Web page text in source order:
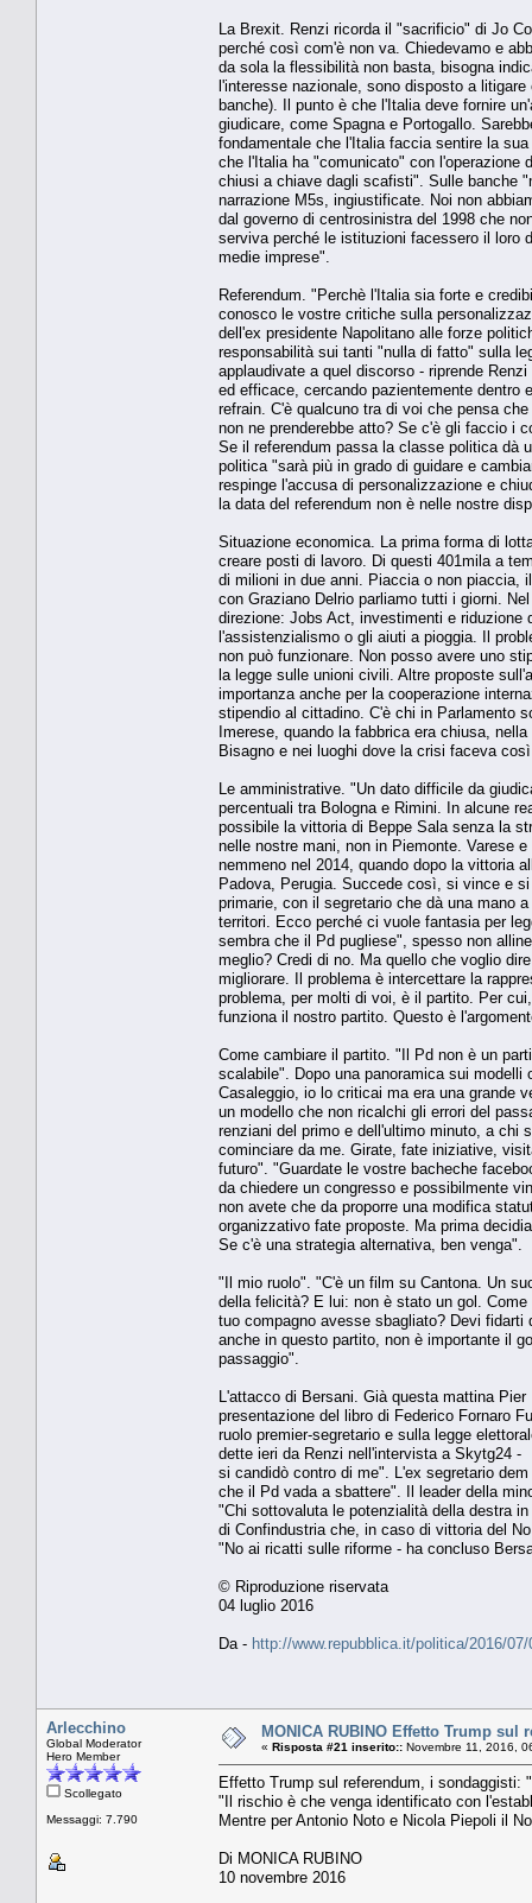
La Brexit. Renzi ricorda il "sacrificio" di Jo
perché così com'è non va. Chiedevamo e
da sola la flessibilità non basta, bisogna
l'interesse nazionale, sono disposto a
banche). Il punto è che l'Italia deve fornire
giudicare, come Spagna e Portogallo.
fondamentale che l'Italia faccia sentire la
che l'Italia ha "comunicato" con l'operazione
chiusi a chiave dagli scafisti". Sulle banche
narrazione M5s, ingiustificate. Noi non
dal governo di centrosinistra del 1998 che
serviva perché le istituzioni facessero il loro
medie imprese".
Referendum. "Perchè l'Italia sia forte e
conosco le vostre critiche sulla
dell'ex presidente Napolitano alle forze
responsabilità sui tanti "nulla di fatto" sulla
applaudivate a quel discorso - riprende
ed efficace, cercando pazientemente dentro
refrain. C'è qualcuno tra di voi che pensa
non ne prenderebbe atto? Se c'è gli faccio i
Se il referendum passa la classe politica dà
politica "sarà più in grado di guidare e
respinge l'accusa di personalizzazione e
la data del referendum non è nelle nostre
Situazione economica. La prima forma di
creare posti di lavoro. Di questi 401mila a
di milioni in due anni. Piaccia o non piaccia,
con Graziano Delrio parliamo tutti i giorni.
direzione: Jobs Act, investimenti e
l'assistenzialismo o gli aiuti a pioggia. Il
non può funzionare. Non posso avere uno
la legge sulle unioni civili. Altre proposte
importanza anche per la cooperazione
stipendio al cittadino. C'è chi in Parlamento
Imerese, quando la fabbrica era chiusa,
Bisagno e nei luoghi dove la crisi faceva
Le amministrative. "Un dato difficile da
percentuali tra Bologna e Rimini. In alcune
possibile la vittoria di Beppe Sala senza la
nelle nostre mani, non in Piemonte. Varese
nemmeno nel 2014, quando dopo la vittoria
Padova, Perugia. Succede così, si vince e
primarie, con il segretario che dà una mano
territori. Ecco perché ci vuole fantasia per
sembra che il Pd pugliese", spesso non
meglio? Credi di no. Ma quello che voglio
migliorare. Il problema è intercettare la
problema, per molti di voi, è il partito. Per
funziona il nostro partito. Questo è
Come cambiare il partito. "Il Pd non è un
scalabile". Dopo una panoramica sui
Casaleggio, io lo criticai ma era una grande
un modello che non ricalchi gli errori del
renziani del primo e dell'ultimo minuto, a chi
cominciare da me. Girate, fate iniziative,
futuro". "Guardate le vostre bacheche
da chiedere un congresso e possibilmente
non avete che da proporre una modifica
organizzativo fate proposte. Ma prima
Se c'è una strategia alternativa, ben venga".
"Il mio ruolo". "C'è un film su Cantona. Un
della felicità? E lui: non è stato un gol.
tuo compagno avesse sbagliato? Devi
anche in questo partito, non è importante il
passaggio".
L'attacco di Bersani. Già questa mattina
presentazione del libro di Federico Fornaro
ruolo premier-segretario e sulla legge
dette ieri da Renzi nell'intervista a Skytg24 -
si candidò contro di me". L'ex segretario
che il Pd vada a sbattere". Il leader della
"Chi sottovaluta le potenzialità della destra
di Confindustria che, in caso di vittoria del
"No ai ricatti sulle riforme - ha concluso
© Riproduzione riservata
04 luglio 2016
Da - http://www.repubblica.it/politica/2016/
Arlecchino
Global Moderator
Hero Member
Scollegato
Messaggi: 7.790
MONICA RUBINO Effetto Trump
« Risposta #21 inserito:: Novembre 11, 2016,
Effetto Trump sul referendum, i sondaggisti:
"Il rischio è che venga identificato con
Mentre per Antonio Noto e Nicola Piepoli il
Di MONICA RUBINO
10 novembre 2016